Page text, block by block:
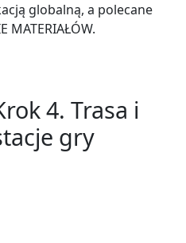
globalną, a polecane
MATERIAŁÓW.
4. Trasa i
gry